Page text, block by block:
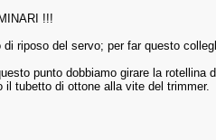
!!!
riposo del servo; per far questo
punto dobbiamo girare la
tubetto di ottone alla vite del trimmer.